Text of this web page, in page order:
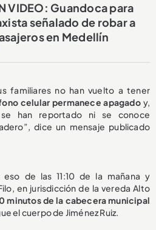
VIDEO: Guandoca para
señalado de robar a
en Medellín
familiares no han vuelto a tener
celular permanece apagadoy,
han reportado ni se conoce
dice un mensaje publicado
de las 11:10 de la mañana y
en jurisdicción de la vereda Alto
minutos de la cabecera municipal
el cuerpo de Jiménez Ruiz.